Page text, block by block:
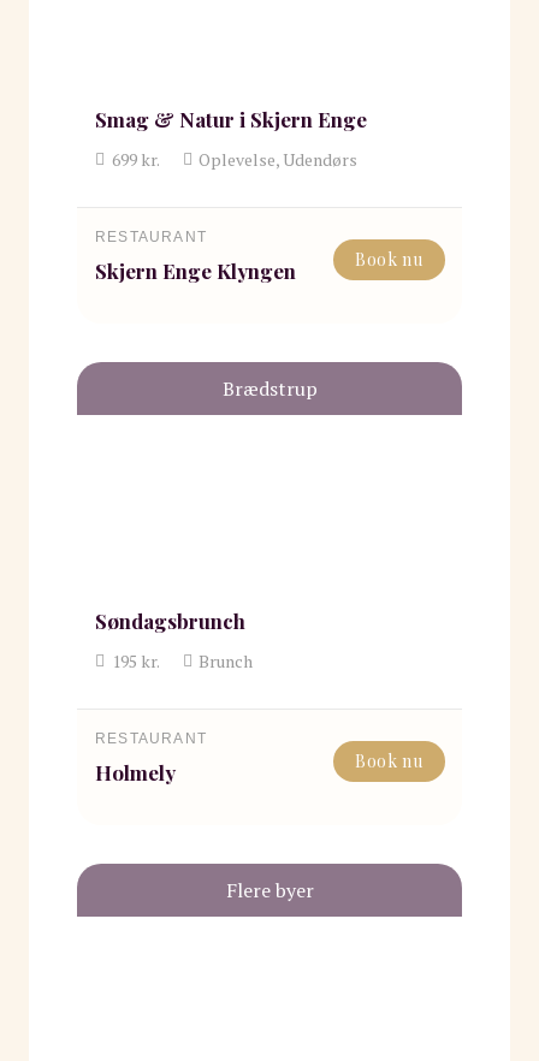
Smag & Natur i Skjern Enge
699kr. Oplevelse, Udendørs
RESTAURANT
Skjern Enge Klyngen Book nu
Brædstrup
Søndagsbrunch
195 kr. Brunch
RESTAURANT
Holmely Book nu
Flere byer